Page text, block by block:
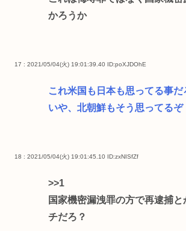
かろうか
17 : 2021/05/04(火) 19:01:39.40 ID:poXJDOhE
これ米国も日本も思ってる事だ
いや、北朝鮮もそう思ってるぞ
18 : 2021/05/04(火) 19:01:45.10 ID:zxNISfZf
>>1
国家機密漏洩罪の方で再逮捕と
チだろ？